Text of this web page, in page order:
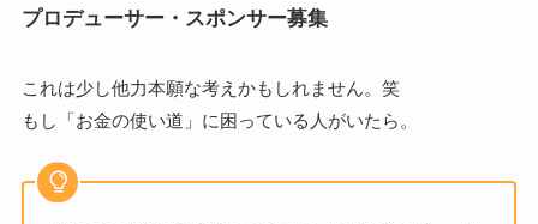
プロデューサー・ スポンサー募集
これは少し他力本願な考えかもしれません。笑
もし「お金の使い道」に困っている人がいたら。